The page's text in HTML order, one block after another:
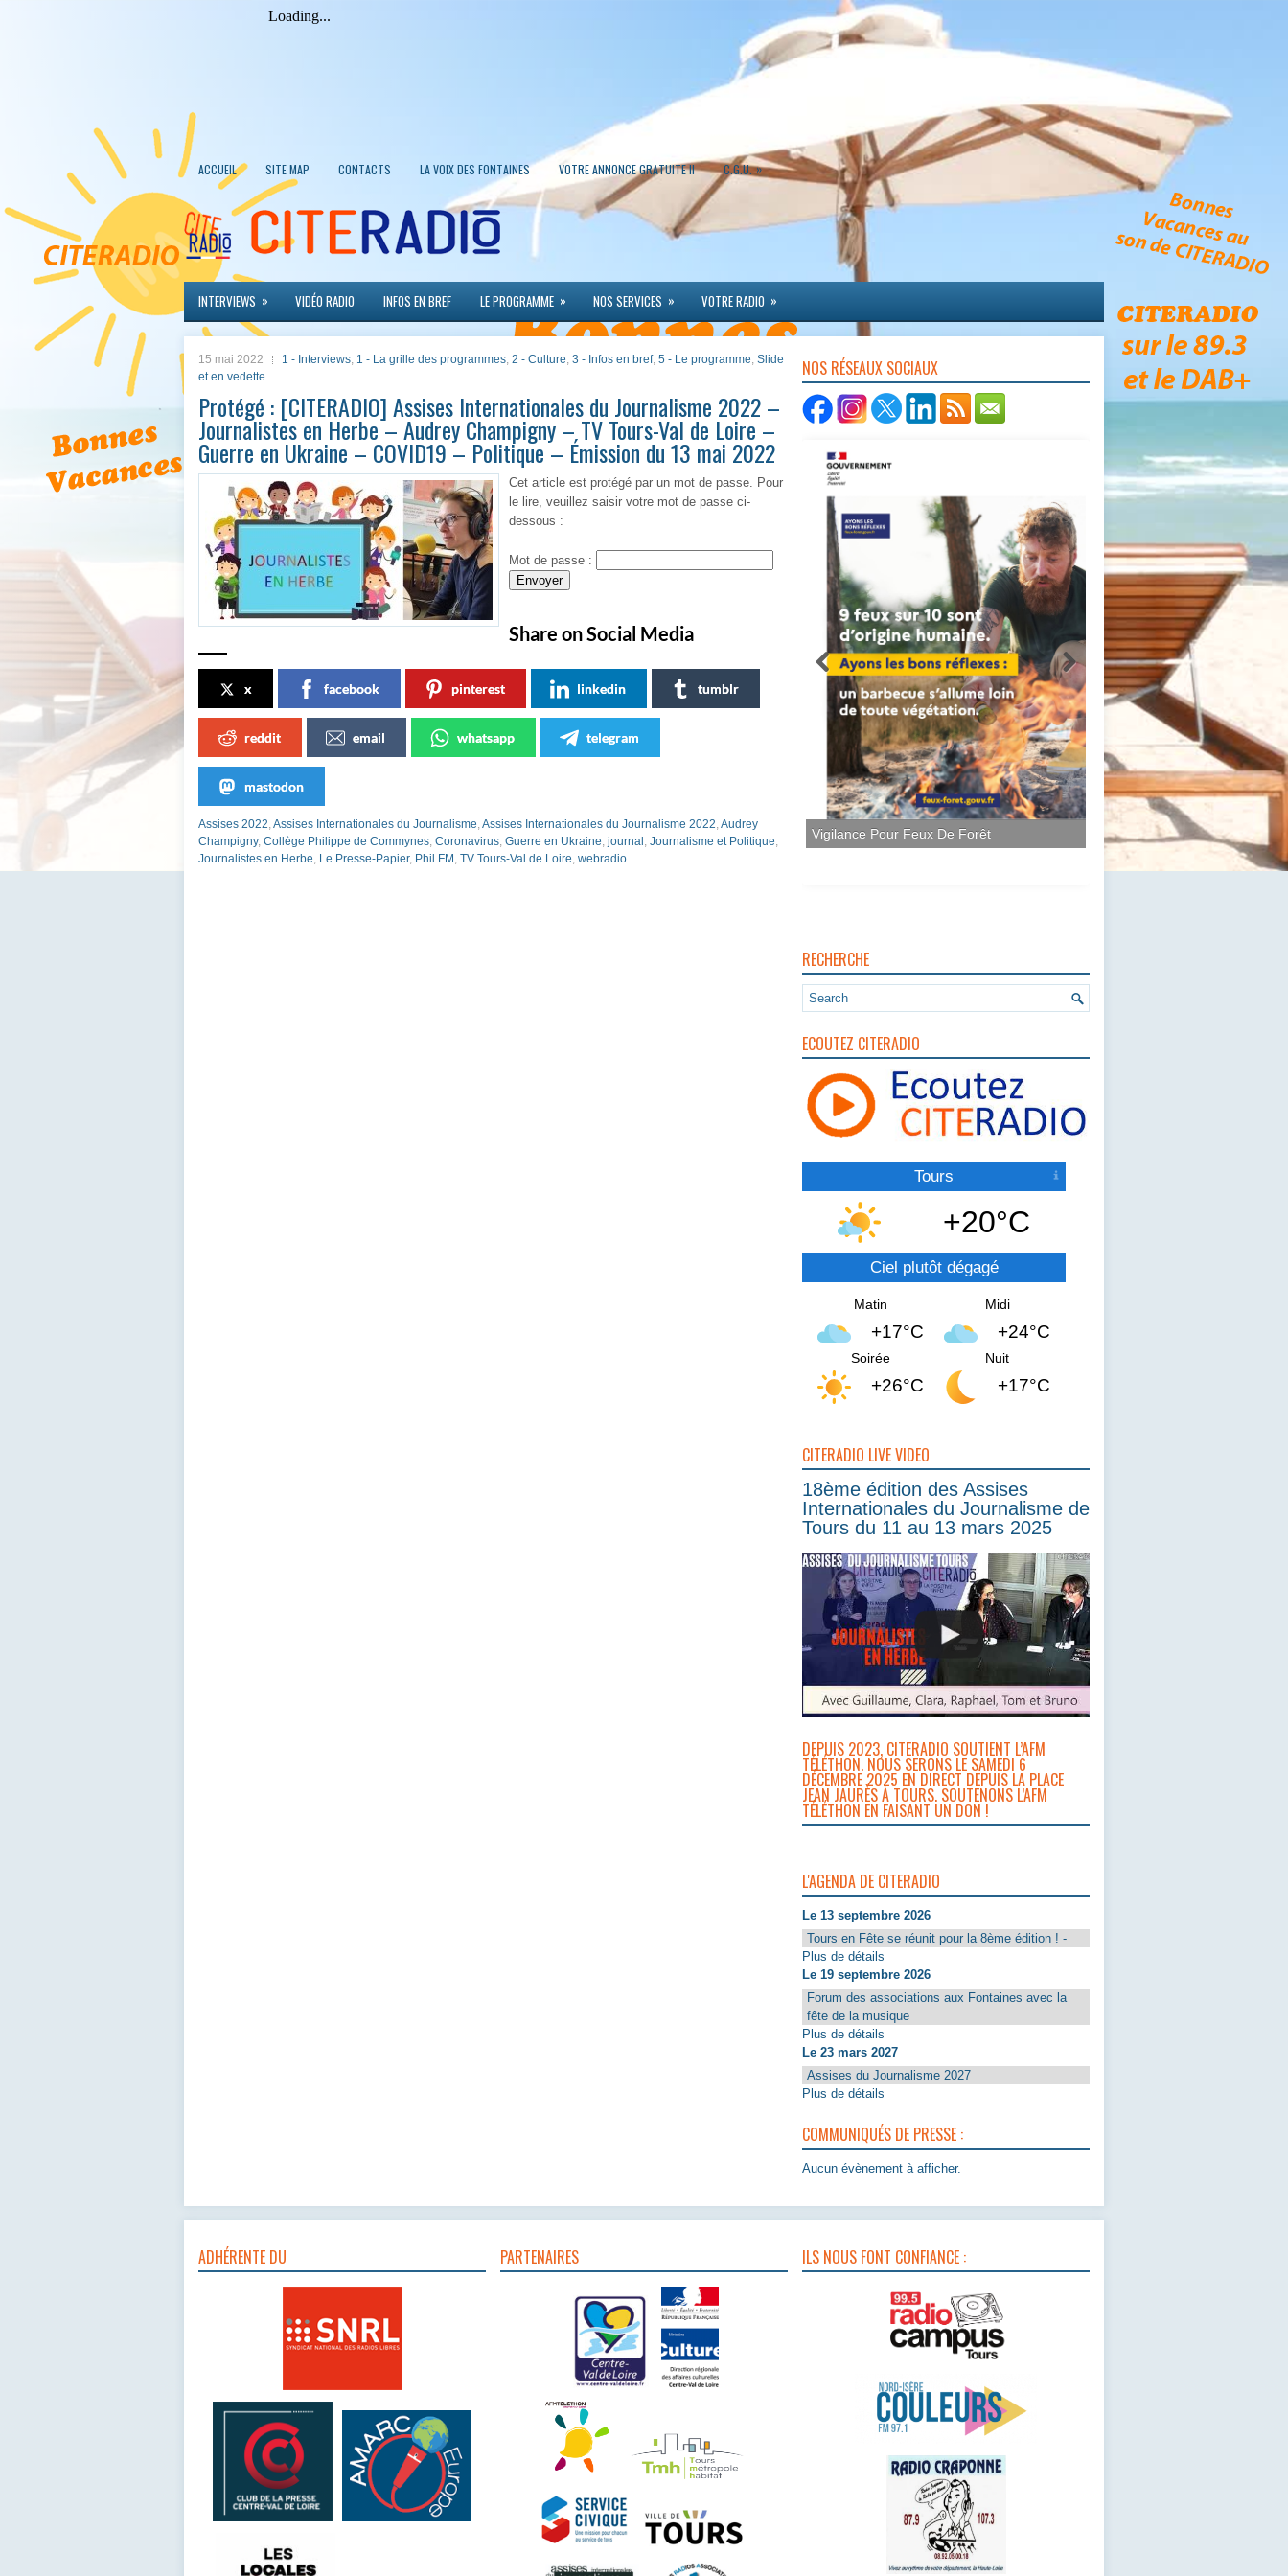
ACCUEIL SITE MAP CONTACTS LA VOIX DES FONTAINES VOTRE ANNONCE GRATUITE !! C.G.U. »
INTERVIEWS » VIDÉO RADIO INFOS EN BREF LE PROGRAMME » NOS SERVICES » VOTRE RADIO »
15 mai 2022 1 - Interviews, 1 - La grille des programmes, 2 - Culture, 3 - Infos en bref, 5 - Le programme, Slide
et en vedette
Protégé : [CITERADIO] Assises Internationales du Journalisme 2022 –
Journalistes en Herbe – Audrey Champigny – TV Tours-Val de Loire –
Guerre en Ukraine – COVID19 – Politique – Émission du 13 mai 2022
Cet article est protégé par un mot de passe. Pour
le lire, veuillez saisir votre mot de passe ci-
dessous :
Mot de passe :
Share on Social Media
x facebook pinterest linkedin tumblr
reddit email whatsapp telegram
mastodon
Assises 2022,Assises Internationales du Journalisme,Assises Internationales du Journalisme 2022,Audrey
Champigny, Collège Philippe de Commynes, Coronavirus, Guerre en Ukraine, journal , Journalisme et Politique,
Journalistes en Herbe, Le Presse-Papier, Phil FM , TV Tours-Val de Loire, webradio
NOS RÉSEAUX SOCIAUX
Vigilance Pour Feux De Forêt
RECHERCHE
ECOUTEZ CITERADIO
Tours
+20°C
Ciel plutôt dégagé
Matin
+17°C
Midi
+24°C
Soirée
+26°C
Nuit
+17°C
CITERADIO LIVE VIDEO
18ème édition des Assises
Internationales du Journalisme de
Tours du 11 au 13 mars 2025
DEPUIS 2023, CITERADIO SOUTIENT L’AFM
TÉLÉTHON. NOUS SERONS LE SAMEDI 6
DÉCEMBRE 2025 EN DIRECT DEPUIS LA PLACE
JEAN JAURÈS À TOURS. SOUTENONS L’AFM
TÉLÉTHON EN FAISANT UN DON !
L'AGENDA DE CITERADIO
Le 13 septembre 2026
Tours en Fête se réunit pour la 8ème édition ! -
Plus de détails
Le 19 septembre 2026
Forum des associations aux Fontaines avec la
fête de la musique
Plus de détails
Le 23 mars 2027
Assises du Journalisme 2027
Plus de détails
COMMUNIQUÉS DE PRESSE :
Aucun évènement à afficher.
ADHÉRENTE DU PARTENAIRES ILS NOUS FONT CONFIANCE :